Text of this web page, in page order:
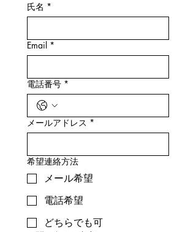
氏名 *
Email *
電話番号 *
メールアドレス *
希望連絡方法
メール希望
電話希望
どちらでも可